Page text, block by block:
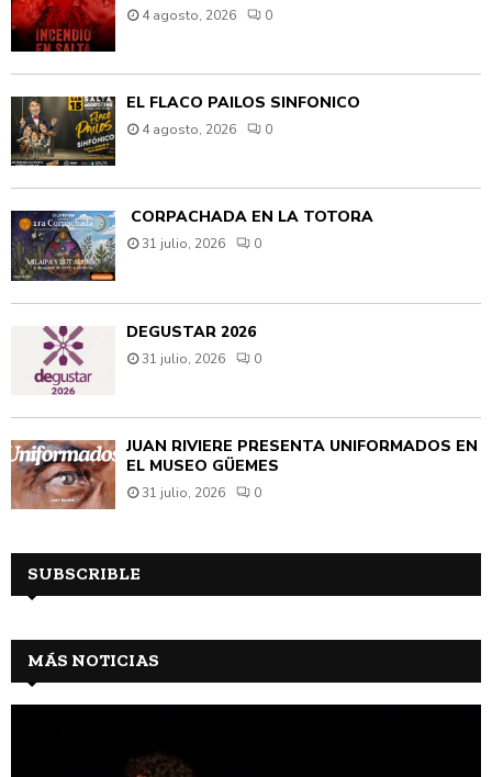
4 agosto, 2026 0
EL FLACO PAILOS SINFÓNICO
4 agosto, 2026 0
CORPACHADA EN LA TOTORA
31 julio, 2026 0
DEGUSTAR 2026
31 julio, 2026 0
JUAN RIVIÈRE PRESENTA UNIFORMADOS EN
EL MUSEO GÜEMES
31 julio, 2026 0
SUBSCRIBLE
MÁS NOTICIAS